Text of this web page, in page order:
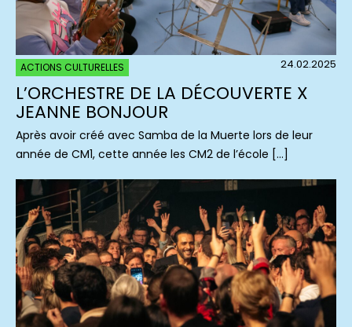
ACTIONS CULTURELLES 24.02.2025
L’ORCHESTRE DE LA DÉCOUVERTE X
JEANNE BONJOUR
Après avoir créé avec Samba de la Muerte lors de leur
année de CM1, cette année les CM2 de l’école […]